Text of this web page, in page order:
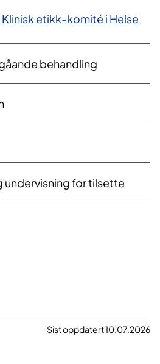
etikk-komité i Helse
behandling
undervisning for tilsette
Sist oppdatert 10.07.2026